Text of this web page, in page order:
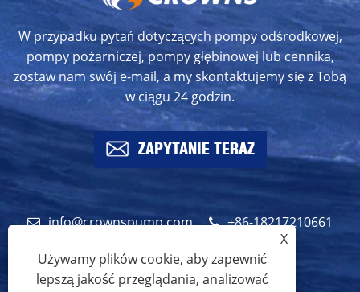
W przypadku pytań dotyczących pompy odśrodkowej,
pompy pożarniczej, pompy głębinowej lub cennika,
zostaw nam swój e-mail, a my skontaktujemy się z Tobą
w ciągu 24 godzin.
ZAPYTANIE TERAZ
+86-18217210661
info@crownspump.com
+86-18217210661
X
Używamy plików cookie, aby zapewnić
lepszą jakość przeglądania, analizować